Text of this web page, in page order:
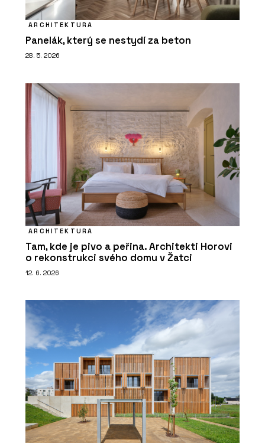
ARCHITEKTURA
Panelák, který se nestydí za beton
28. 5. 2026
ARCHITEKTURA
Tam, kde je pivo a peřina. Architekti Horovi
o rekonstrukci svého domu v Žatci
12. 6. 2026